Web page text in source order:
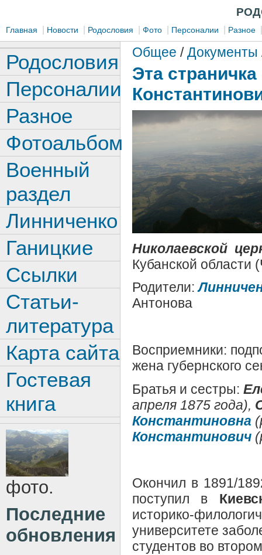
Главная Новости Родословия Фото Персоналии Разное
Общее /Документы
Эта
Николаевской
Кубанской области
Родители:
Антонова
Восприемники:
жена губернского
Братья и сестры:
апреля 1875 года),
Константиновна
Константинович
Окончил в 1891/
поступил в
историко-
университете
студентов во
Родословия
Персоналии
Разное
Фотоальбом
Военный
раздел
Линниченко
Ганицкие
Ссылки
Статьи-
литература
Карта сайта
Гостевая
книга
фото.
Последние
обновления